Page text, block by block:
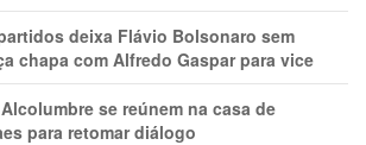
deixa Flávio Bolsonaro sem
chapa com Alfredo Gaspar para vice
se reúnem na casa de
para retomar diálogo